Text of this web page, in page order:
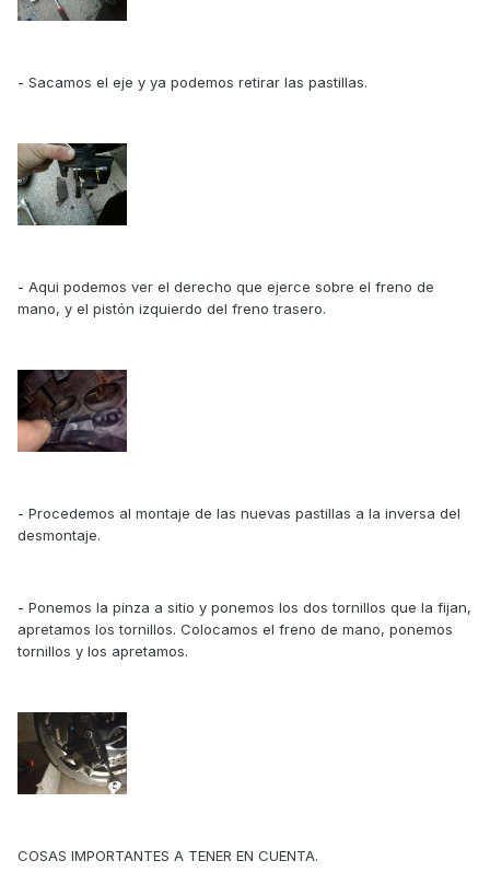
- Sacamos el eje y ya podemos retirar las pastillas.
- Aqui podemos ver el derecho que ejerce sobre el freno de
mano, y el pistón izquierdo del freno trasero.
- Procedemos al montaje de las nuevas pastillas a la inversa del
desmontaje.
- Ponemos la pinza a sitio y ponemos los dos tornillos que la fijan,
apretamos los tornillos. Colocamos el freno de mano, ponemos
tornillos y los apretamos.
COSAS IMPORTANTES A TENER EN CUENTA.